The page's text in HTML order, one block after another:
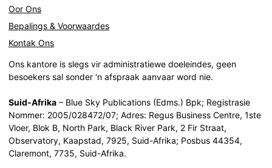
Oor Ons
Bepalings & Voorwaardes
Kontak Ons
Ons kantore is slegs vir administratiewe doeleindes, geen
besoekers sal sonder ‘n afspraak aanvaar word nie.
Suid-Afrika – Blue Sky Publications (Edms.) Bpk; Registrasie
Nommer: 2005/028472/07; Adres: Regus Business Centre, 1ste
Vloer, Blok B, North Park, Black River Park, 2 Fir Straat,
Observatory, Kaapstad, 7925, Suid-Afrika; Posbus 44354,
Claremont, 7735, Suid-Afrika.